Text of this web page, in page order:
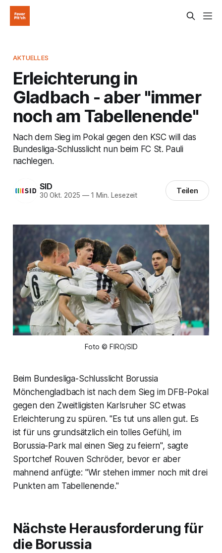
AKTUELLES
Erleichterung in
Gladbach - aber "immer
noch am Tabellenende"
Nach dem Sieg im Pokal gegen den KSC will das
Bundesliga-Schlusslicht nun beim FC St. Pauli
nachlegen.
SID
30 Okt. 2025 —1 Min. Lesezeit Teilen
Foto © FIRO/SID
Beim Bundesliga-Schlusslicht Borussia
Mönchengladbach ist nach dem Sieg im DFB-Pokal
gegen den Zweitligisten Karlsruher SC etwas
Erleichterung zu spüren. "Es tut uns allen gut. Es
ist für uns grundsätzlich ein tolles Gefühl, im
Borussia-Park mal einen Sieg zu feiern", sagte
Sportchef Rouven Schröder, bevor er aber
mahnend anfügte: "Wir stehen immer noch mit drei
Punkten am Tabellenende."
Nächste Herausforderung für
die Borussia